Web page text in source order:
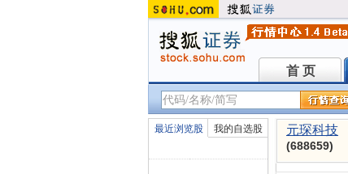
首 页
首 页
最近浏览股 我的自选股 元琛科技
(688659)